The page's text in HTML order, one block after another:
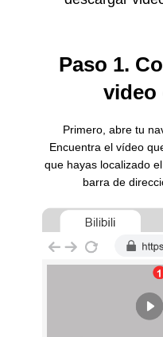
Paso 1.
video
Primero, abre tu
Encuentra el vídeo
que hayas localizado
barra de